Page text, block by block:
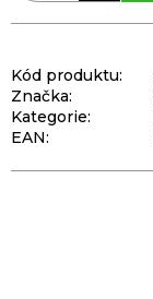
Kód produktu:
Značka:
Kategorie:
EAN: